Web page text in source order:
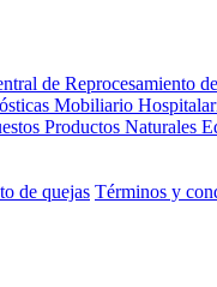
de Reprocesamiento
Mobiliario
Productos Naturales
de quejas Términos y